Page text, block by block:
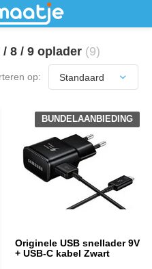
8 / 9 oplader (9)
op:
Originele USB snellader 9V
+ USB-C kabel Zwart
BUNDELAANBIEDING